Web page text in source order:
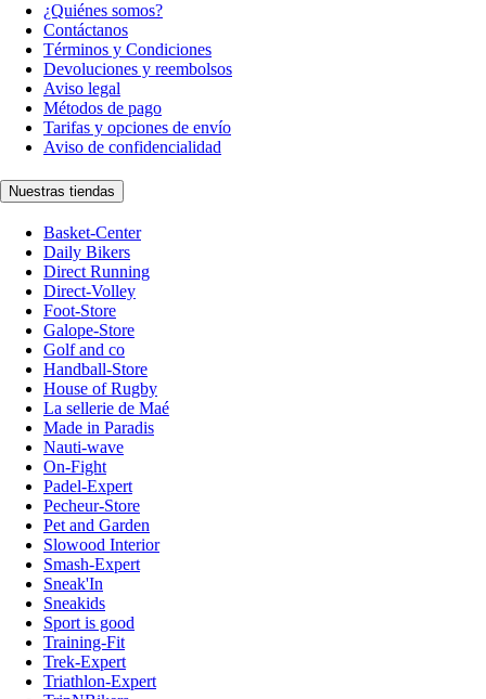
¿Quiénes somos?
Contáctanos
Términos y Condiciones
Devoluciones y reembolsos
Aviso legal
Métodos de pago
Tarifas y opciones de envío
Aviso de confidencialidad
Nuestras tiendas
Basket-Center
Daily Bikers
Direct Running
Direct-Volley
Foot-Store
Galope-Store
Golf and co
Handball-Store
House of Rugby
La sellerie de Maé
Made in Paradis
Nauti-wave
On-Fight
Padel-Expert
Pecheur-Store
Pet and Garden
Slowood Interior
Smash-Expert
Sneak'In
Sneakids
Sport is good
Training-Fit
Trek-Expert
Triathlon-Expert